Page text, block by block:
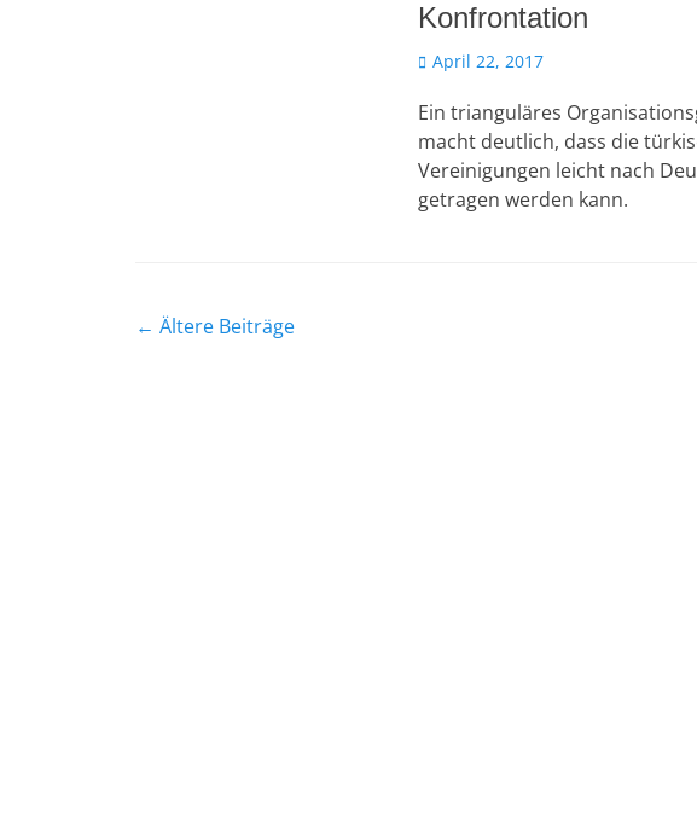
Konfrontation
Veröffentlicht
April 22, 2017
Ein trianguläres
macht deutlich, dass die
Vereinigungen leicht nach
getragen werden kann.
Beitragsnavigation
← Ältere Beiträge